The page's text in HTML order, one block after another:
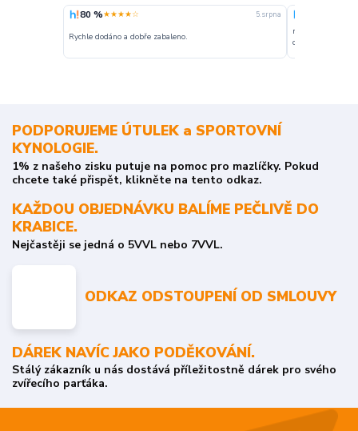
80 %★★★★☆ 5. srpna
Rychle dodáno a dobře zabaleno.
nakupuji
o stavu
PODPORUJEME ÚTULEK a SPORTOVNÍ
KYNOLOGIE.
1% z našeho zisku putuje na pomoc pro mazlíčky. Pokud
chcete také přispět, klikněte na tento odkaz.
KAŽDOU OBJEDNÁVKU BALÍME PEČLIVĚ DO
KRABICE.
Nejčastěji se jedná o 5VVL nebo 7VVL.
ODKAZ ODSTOUPENÍ OD SMLOUVY
DÁREK NAVÍC JAKO PODĚKOVÁNÍ.
Stálý zákazník u nás dostává příležitostně dárek pro svého
zvířecího parťáka.